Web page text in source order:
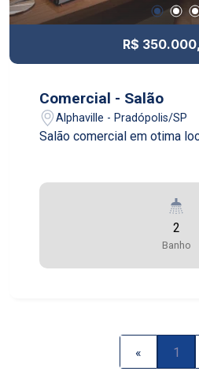
R$
Comercial - Salão
Alphaville - Pradópolis/SP
Salão comercial em otima
2
Banho
« 1